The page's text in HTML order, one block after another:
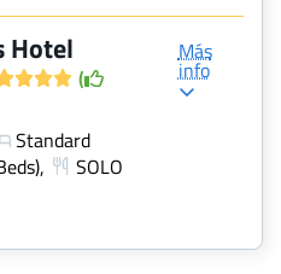
Hotel
(
Standard
SOLO
Más
info